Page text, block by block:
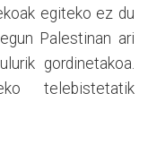
egiteko ez du
Palestinan ari
gordinetakoa.
telebistetatik